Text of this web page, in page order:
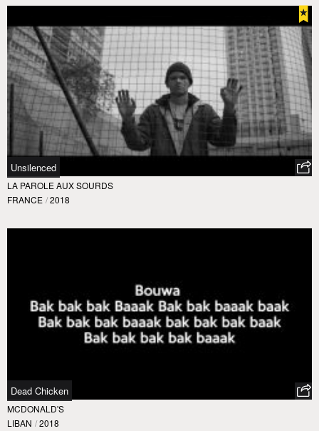
Unsilenced
LA PAROLE AUX SOURDS
FRANCE / 2018
Dead Chicken
MCDONALD'S
LIBAN / 2018